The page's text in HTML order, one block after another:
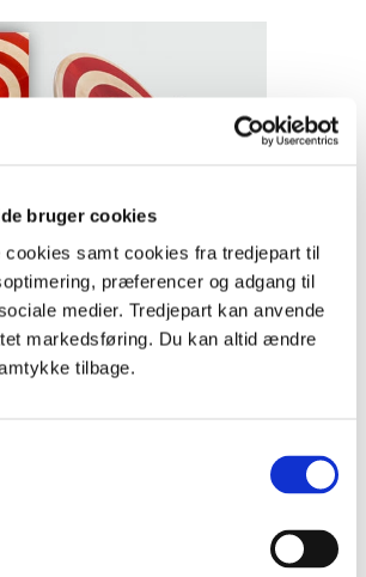
bruger cookies
cookies samt cookies fra tredjepart til
præferencer og adgang til
medier. Tredjepart kan anvende
markedsføring. Du kan altid ændre
tilbage.
i asketræ.Design: Karen Kjærgaard.
træer til at producere andet end ved.